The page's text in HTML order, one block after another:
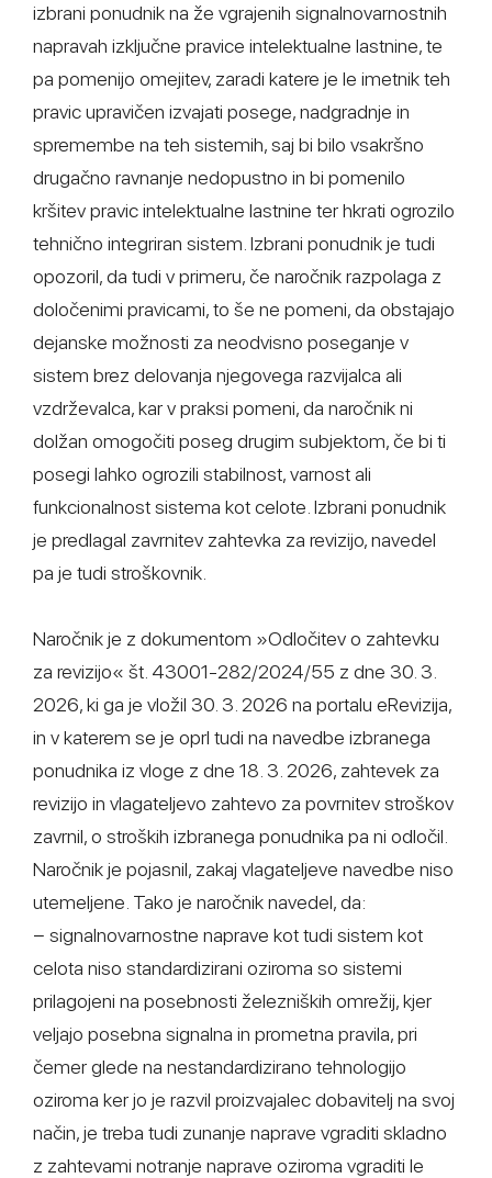
izbrani ponudnik na že vgrajenih signalnovarnostnih
napravah izključne pravice intelektualne lastnine, te
pa pomenijo omejitev, zaradi katere je le imetnik teh
pravic upravičen izvajati posege, nadgradnje in
spremembe na teh sistemih, saj bi bilo vsakršno
drugačno ravnanje nedopustno in bi pomenilo
kršitev pravic intelektualne lastnine ter hkrati ogrozilo
tehnično integriran sistem. Izbrani ponudnik je tudi
opozoril, da tudi v primeru, če naročnik razpolaga z
določenimi pravicami, to še ne pomeni, da obstajajo
dejanske možnosti za neodvisno poseganje v
sistem brez delovanja njegovega razvijalca ali
vzdrževalca, kar v praksi pomeni, da naročnik ni
dolžan omogočiti poseg drugim subjektom, če bi ti
posegi lahko ogrozili stabilnost, varnost ali
funkcionalnost sistema kot celote. Izbrani ponudnik
je predlagal zavrnitev zahtevka za revizijo, navedel
pa je tudi stroškovnik.
Naročnik je z dokumentom »Odločitev o zahtevku
za revizijo« št. 43001-282/2024/55 z dne 30. 3.
2026, ki ga je vložil 30. 3. 2026 na portalu eRevizija,
in v katerem se je oprl tudi na navedbe izbranega
ponudnika iz vloge z dne 18. 3. 2026, zahtevek za
revizijo in vlagateljevo zahtevo za povrnitev stroškov
zavrnil, o stroških izbranega ponudnika pa ni odločil.
Naročnik je pojasnil, zakaj vlagateljeve navedbe niso
utemeljene. Tako je naročnik navedel, da:
− signalnovarnostne naprave kot tudi sistem kot
celota niso standardizirani oziroma so sistemi
prilagojeni na posebnosti železniških omrežij, kjer
veljajo posebna signalna in prometna pravila, pri
čemer glede na nestandardizirano tehnologijo
oziroma ker jo je razvil proizvajalec dobavitelj na svoj
način, je treba tudi zunanje naprave vgraditi skladno
z zahtevami notranje naprave oziroma vgraditi le